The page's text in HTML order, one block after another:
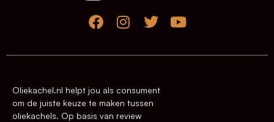
Oliekachel.nl helpt jou als consument
om de juiste keuze te maken tussen
oliekachels. Op basis van review